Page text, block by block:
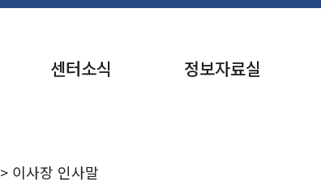
센터소식 정보자료실
> 이사장 인사말